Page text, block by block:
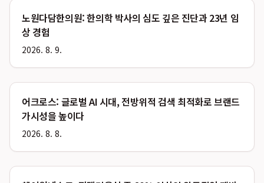
노원다담한의원: 한의학 박사의 심도 깊은 진단과 23년 임
상 경험
2026. 8. 9.
어크로스: 글로벌 AI 시대, 전방위적 검색 최적화로 브랜드
가시성을 높이다
2026. 8. 8.